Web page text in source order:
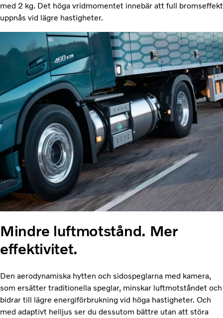
med 2 kg. Det höga vridmomentet innebär att full bromseffekt
uppnås vid lägre hastigheter.
Mindre luftmotstånd. Mer
effektivitet.
Den aerodynamiska hytten och sidospeglarna med kamera,
som ersätter traditionella speglar, minskar luftmotståndet och
bidrar till lägre energiförbrukning vid höga hastigheter. Och
med adaptivt helljus ser du dessutom bättre utan att störa